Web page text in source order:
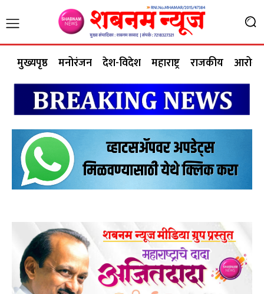
मुख्यपृष्ठ मनोरंजन देश-विदेश महाराष्ट्र राजकीय आरोग्य